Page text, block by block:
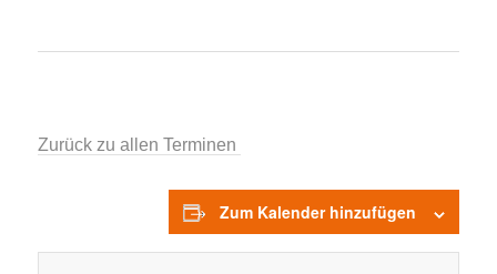
Zurück zu allen Terminen
Zum Kalender hinzufügen